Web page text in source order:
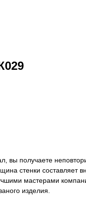
вы получаете
стенки составляет
мастерами
изделия.